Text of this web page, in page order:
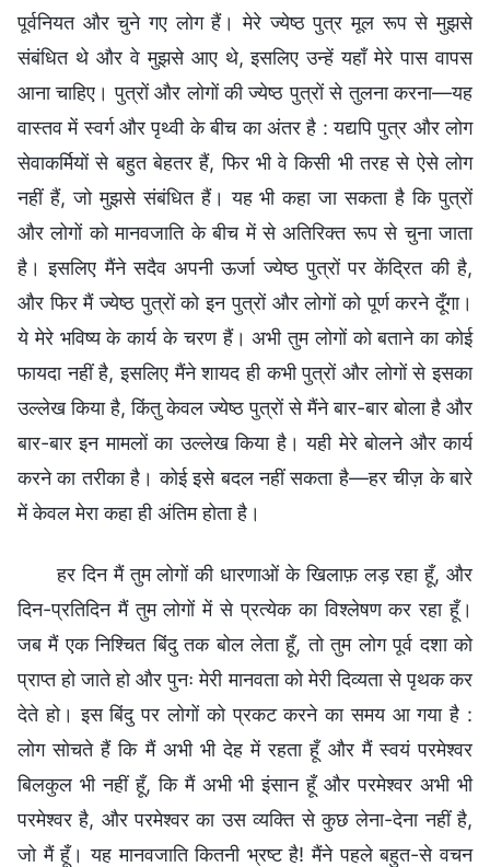
पूर्वनियत और चुने गए लोग हैं। मेरे ज्येष्ठ पुत्र मूल रूप से मुझसे
संबंधित थे और वे मुझसे आए थे, इसलिए उन्हें यहाँ मेरे पास वापस
आना चाहिए। पुत्रों और लोगों की ज्येष्ठ पुत्रों से तुलना करना—यह
वास्तव में स्वर्ग और पृथ्वी के बीच का अंतर है : यद्यपि पुत्र और लोग
सेवाकर्मियों से बहुत बेहतर हैं, फिर भी वे किसी भी तरह से ऐसे लोग
नहीं हैं, जो मुझसे संबंधित हैं। यह भी कहा जा सकता है कि पुत्रों
और लोगों को मानवजाति के बीच में से अतिरिक्त रूप से चुना जाता
है। इसलिए मैंने सदैव अपनी ऊर्जा ज्येष्ठ पुत्रों पर केंद्रित की है,
और फिर मैं ज्येष्ठ पुत्रों को इन पुत्रों और लोगों को पूर्ण करने दूँगा।
ये मेरे भविष्य के कार्य के चरण हैं। अभी तुम लोगों को बताने का कोई
फायदा नहीं है, इसलिए मैंने शायद ही कभी पुत्रों और लोगों से इसका
उल्लेख किया है, किंतु केवल ज्येष्ठ पुत्रों से मैंने बार-बार बोला है और
बार-बार इन मामलों का उल्लेख किया है। यही मेरे बोलने और कार्य
करने का तरीका है। कोई इसे बदल नहीं सकता है—हर चीज़ के बारे
में केवल मेरा कहा ही अंतिम होता है।
हर दिन मैं तुम लोगों की धारणाओं के खिलाफ़ लड़ रहा हूँ, और
दिन-प्रतिदिन मैं तुम लोगों में से प्रत्येक का विश्लेषण कर रहा हूँ।
जब मैं एक निश्चित बिंदु तक बोल लेता हूँ, तो तुम लोग पूर्व दशा को
प्राप्त हो जाते हो और पुनः मेरी मानवता को मेरी दिव्यता से पृथक कर
देते हो। इस बिंदु पर लोगों को प्रकट करने का समय आ गया है :
लोग सोचते हैं कि मैं अभी भी देह में रहता हूँ और मैं स्वयं परमेश्वर
बिलकुल भी नहीं हूँ, कि मैं अभी भी इंसान हूँ और परमेश्वर अभी भी
परमेश्वर है, और परमेश्वर का उस व्यक्ति से कुछ लेना-देना नहीं है,
जो मैं हूँ। यह मानवजाति कितनी भ्रष्ट है! मैंने पहले बहुत-से वचन